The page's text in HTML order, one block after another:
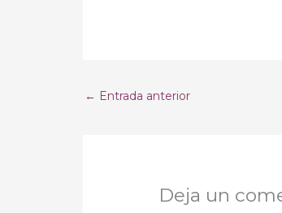
← Entrada anterior
Deja un